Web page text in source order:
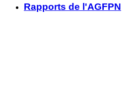
Rapports de l'AGFPN